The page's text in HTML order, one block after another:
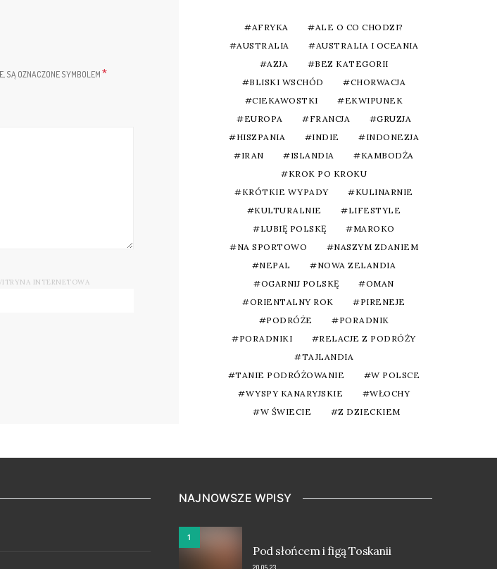
SĄ OZNACZONE SYMBOLEM *
INTERNETOWA
AFRYKA
ALE O CO CHODZI?
AUSTRALIA
AUSTRALIA I OCEANIA
AZJA
BEZ KATEGORII
BLISKI WSCHÓD
CHORWACJA
CIEKAWOSTKI
EKWIPUNEK
EUROPA
FRANCJA
GRUZJA
HISZPANIA
INDIE
INDONEZJA
IRAN
ISLANDIA
KAMBODŻA
KROK PO KROKU
KRÓTKIE WYPADY
KULINARNIE
KULTURALNIE
LIFESTYLE
LUBIĘ POLSKĘ
MAROKO
NA SPORTOWO
NASZYM ZDANIEM
NEPAL
NOWA ZELANDIA
OGARNIJ POLSKĘ
OMAN
ORIENTALNY ROK
PIRENEJE
PODRÓŻE
PORADNIK
PORADNIKI
RELACJE Z PODRÓŻY
TAJLANDIA
TANIE PODRÓŻOWANIE
W POLSCE
WYSPY KANARYJSKIE
WŁOCHY
W ŚWIECIE
Z DZIECKIEM
NAJNOWSZE WPISY
1
Pod słońcem i figą Toskanii
20.05.23